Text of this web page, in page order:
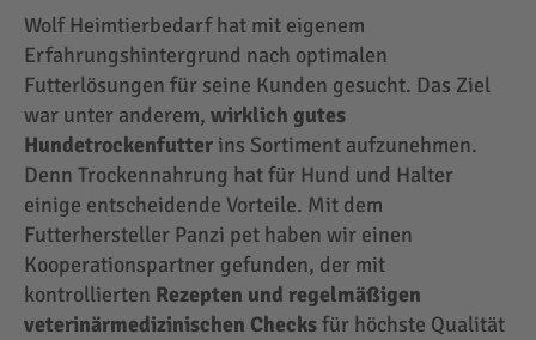
Wolf Heimtierbedarf hat mit eigenem
Erfahrungshintergrund nach optimalen
Futterlösungen für seine Kunden gesucht. Das Ziel
war unter anderem, wirklich gutes
Hundetrockenfutter ins Sortiment aufzunehmen.
Denn Trockennahrung hat für Hund und Halter
einige entscheidende Vorteile. Mit dem
Futterhersteller Panzi pet haben wir einen
Kooperationspartner gefunden, der mit
kontrollierten Rezepten und regelmäßigen
veterinärmedizinischen Checksfür höchste Qualität